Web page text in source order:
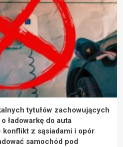
tytułów zachowujących
ładowarkę do auta
z sąsiadami i opór
samochód pod